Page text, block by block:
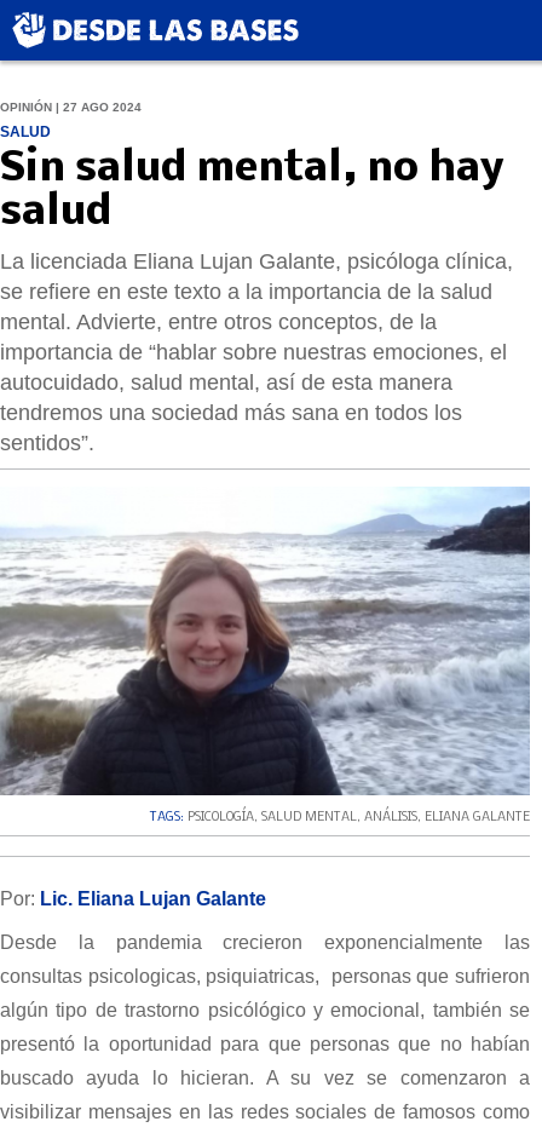
OPINIÓN | 27 AGO 2024
SALUD
Sin salud mental, no hay
salud
La licenciada Eliana Lujan Galante, psicóloga clínica,
se refiere en este texto a la importancia de la salud
mental. Advierte, entre otros conceptos, de la
importancia de “hablar sobre nuestras emociones, el
autocuidado, salud mental, así de esta manera
tendremos una sociedad más sana en todos los
sentidos”.
TAGS: PSICOLOGÍA, SALUD MENTAL, ANÁLISIS, ELIANA GALANTE
Por: Lic. Eliana Lujan Galante
Desde la pandemia crecieron exponencialmente las
consultas psicologicas, psiquiatricas, personas que sufrieron
algún tipo de trastorno psicólógico y emocional, también se
presentó la oportunidad para que personas que no habían
buscado ayuda lo hicieran. A su vez se comenzaron a
visibilizar mensajes en las redes sociales de famosos como